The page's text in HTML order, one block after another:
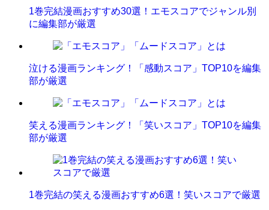
1巻完結漫画おすすめ30選！エモスコアでジャンル別
に編集部が厳選
泣ける漫画ランキング！「感動スコア」TOP10を編集
部が厳選
笑える漫画ランキング！「笑いスコア」TOP10を編集
部が厳選
1巻完結の笑える漫画おすすめ6選！笑いスコアで厳選